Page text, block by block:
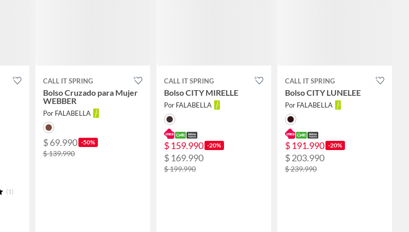
(1)
CALL IT SPRING
Bolso Cruzado para Mujer
WEBBER
Por FALABELLA
$ 69.990 -50%
$ 139.990
CALL IT SPRING
Bolso CITY MIRELLE
Por FALABELLA
$ 159.990 -20%
$ 169.990
$ 199.990
CALL IT SPRING
Bolso CITY LUNELEE
Por FALABELLA
$ 191.990 -20%
$ 203.990
$ 239.990